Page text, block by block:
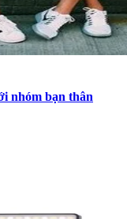
nhóm bạn thân